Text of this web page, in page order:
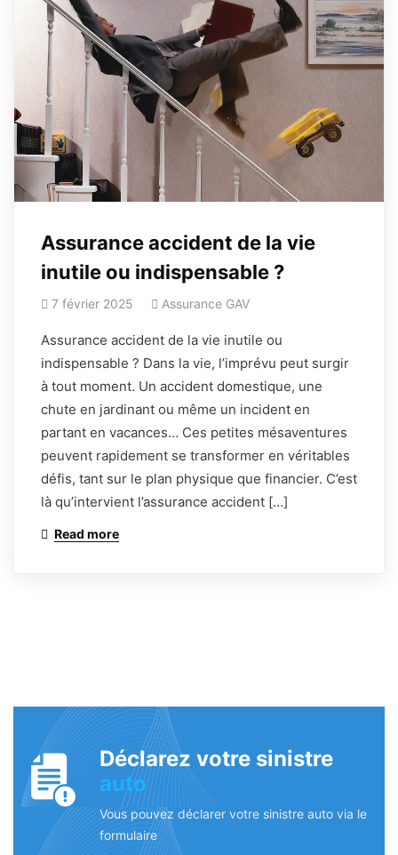
Assurance accident de la vie
inutile ou indispensable ?
7 février 2025 Assurance GAV
Assurance accident de la vie inutile ou
indispensable ? Dans la vie, l’imprévu peut surgir
à tout moment. Un accident domestique, une
chute en jardinant ou même un incident en
partant en vacances… Ces petites mésaventures
peuvent rapidement se transformer en véritables
défis, tant sur le plan physique que financier. C’est
là qu’intervient l’assurance accident […]
Read more
Déclarez votre sinistre
auto
Vous pouvez déclarer votre sinistre auto via le
formulaire